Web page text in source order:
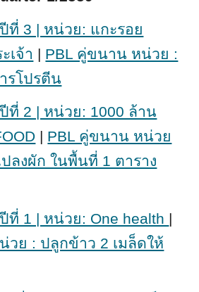
3 | หน่วย: แกะรอย
เจ้า | PBL คู่ขนาน หน่วย :
รโปรตีน
2 | หน่วย: 1000 ล้าน
| PBL คู่ขนาน หน่วย
ลงผัก ในพื้นที่ 1 ตาราง
1 | หน่วย: One health |
วย : ปลูกข้าว 2 เมล็ดให้